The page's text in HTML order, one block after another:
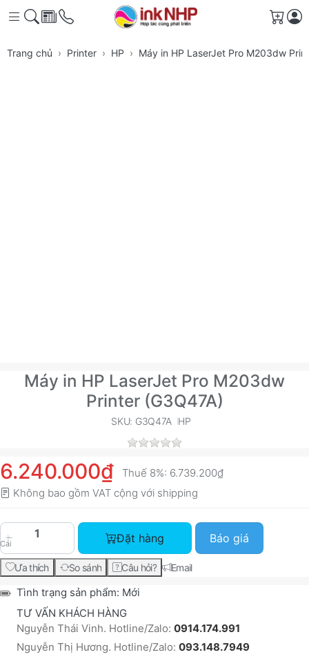
Giỏ
Trang chủ Printer HP Máy in HP LaserJet Pro M203dw
Máy in HP LaserJet Pro M203dw
Printer (G3Q47A)
SKU: G3Q47A HP
6.240.000₫ Thuế 8%: 6.739.200₫
Không bao gồm VAT cộng với shipping
Cái
Máy in HP LaserJet Pro M203dw Printer
Đặt hàng Báo giá
Ưa thích So sánh Câu hỏi? Email
Tình trạng sản phẩm: Mới
TƯ VẤN KHÁCH HÀNG
Nguyễn Thái Vinh. Hotline/Zalo: 0914.174.991
Nguyễn Thị Hương. Hotline/Zalo: 093.148.7949